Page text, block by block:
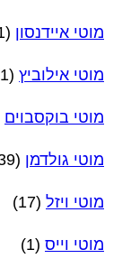
מוטי איידנסון (1)
מוטי אילוביץ (1)
מוטי בוקסבוים
מוטי גולדמן (39)
מוטי ויזל (17)
מוטי וייס (1)